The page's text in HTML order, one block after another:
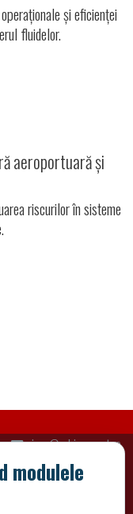
și eficienței
fluidelor.
aeroportuară și
riscurilor în sisteme
modulele
sigur@adriaexpert.ro